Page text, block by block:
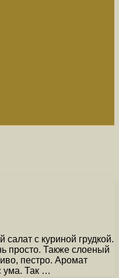
с куриной грудкой.
просто. Также слоеный
пестро. Аромат
ума. Так …